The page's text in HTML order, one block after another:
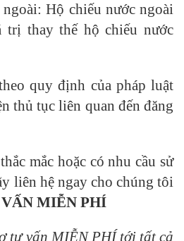
Hộ chiếu nước ngoài
trị thay thế hộ chiếu nước
quy định của pháp luật
thủ tục liên quan đến đăng
mắc hoặc có nhu cầu sử
liên hệ ngay cho chúng tôi
MIỄN PHÍ
tư vấn MIỄN PHÍ tới tất cả